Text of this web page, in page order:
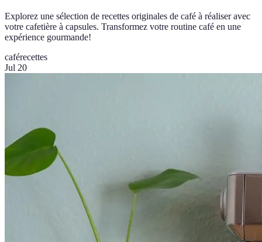
Explorez une sélection de recettes originales de café à réaliser avec
votre cafetière à capsules. Transformez votre routine café en une
expérience gourmande!
caférecettes
Jul 20